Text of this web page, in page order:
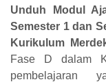
Unduh Modul
Semester 1 dan
Kurikulum
Fase D dalam
pembelajaran